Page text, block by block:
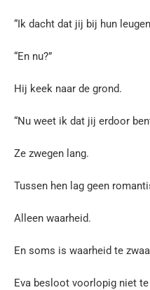
“Ik dacht dat jij bij hun
“En nu?”
Hij keek naar de grond.
“Nu weet ik dat jij erdoor
Ze zwegen lang.
Tussen hen lag geen
Alleen waarheid.
En soms is waarheid te
Eva besloot voorlopig niet